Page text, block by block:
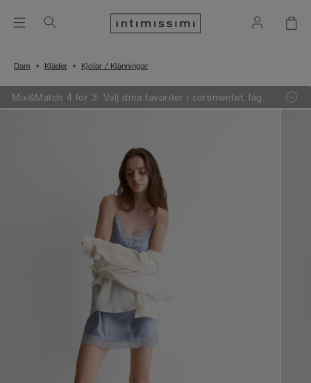
Dam Kläder Kjolar / Klänningar
Mix&Match 4 för 3: Välj dina favoriter i sortimentet, lägg
4 varor i varukorgen - betala endast för 3.